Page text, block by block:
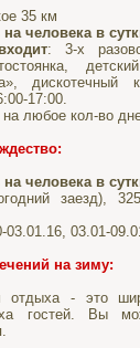
35 км
человека в
: 3-х
дискотечный
17:00.
на любое кол-во
:
человека в
заезд),
03.01.16, 03.01-
на зиму:
отдыха - это
гостей. Вы